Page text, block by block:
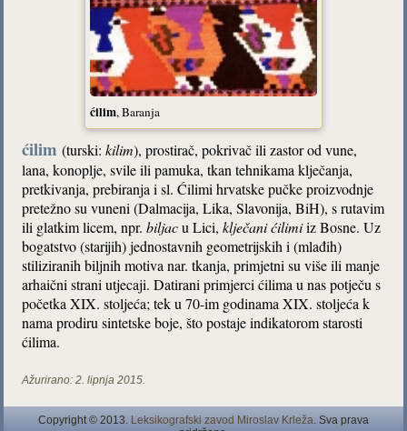
ćilim, Baranja
ćilim(turski:kilim), prostirač, pokrivač ili zastor od vune,
lana, konoplje, svile ili pamuka, tkan tehnikama klječanja,
pretkivanja, prebiranja i sl. Ćilimi hrvatske pučke proizvodnje
pretežno su vuneni (Dalmacija, Lika, Slavonija, BiH), s rutavim
ili glatkim licem, npr.biljacu Lici,klječani ćilimiiz Bosne. Uz
bogatstvo (starijih) jednostavnih geometrijskih i (mlađih)
stiliziranih biljnih motiva nar. tkanja, primjetni su više ili manje
arhaični strani utjecaji. Datirani primjerci ćilima u nas potječu s
početka XIX. stoljeća; tek u 70-im godinama XIX. stoljeća k
nama prodiru sintetske boje, što postaje indikatorom starosti
ćilima.
Ažurirano: 2. lipnja 2015.
Copyright © 2013. Leksikografski zavod Miroslav Krleža. Sva prava